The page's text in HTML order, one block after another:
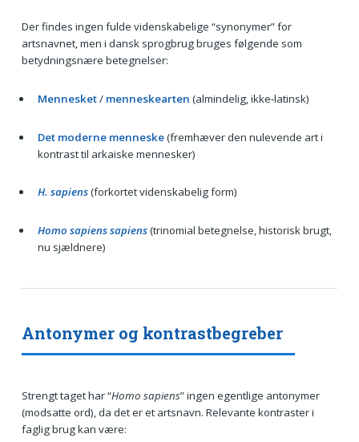
Der findes ingen fulde videnskabelige “synonymer” for
artsnavnet, men i dansk sprogbrug bruges følgende som
betydningsnære betegnelser:
Mennesket/ menneskearten (almindelig, ikke-latinsk)
Det moderne menneske(fremhæver den nulevende art i
kontrast til arkaiske mennesker)
H. sapiens(forkortet videnskabelig form)
Homo sapiens sapiens(trinomial betegnelse, historisk brugt,
nu sjældnere)
Antonymer og kontrastbegreber
Strengt taget har “Homo sapiens” ingen egentlige antonymer
(modsatte ord), da det er et artsnavn. Relevante kontraster i
faglig brug kan være: